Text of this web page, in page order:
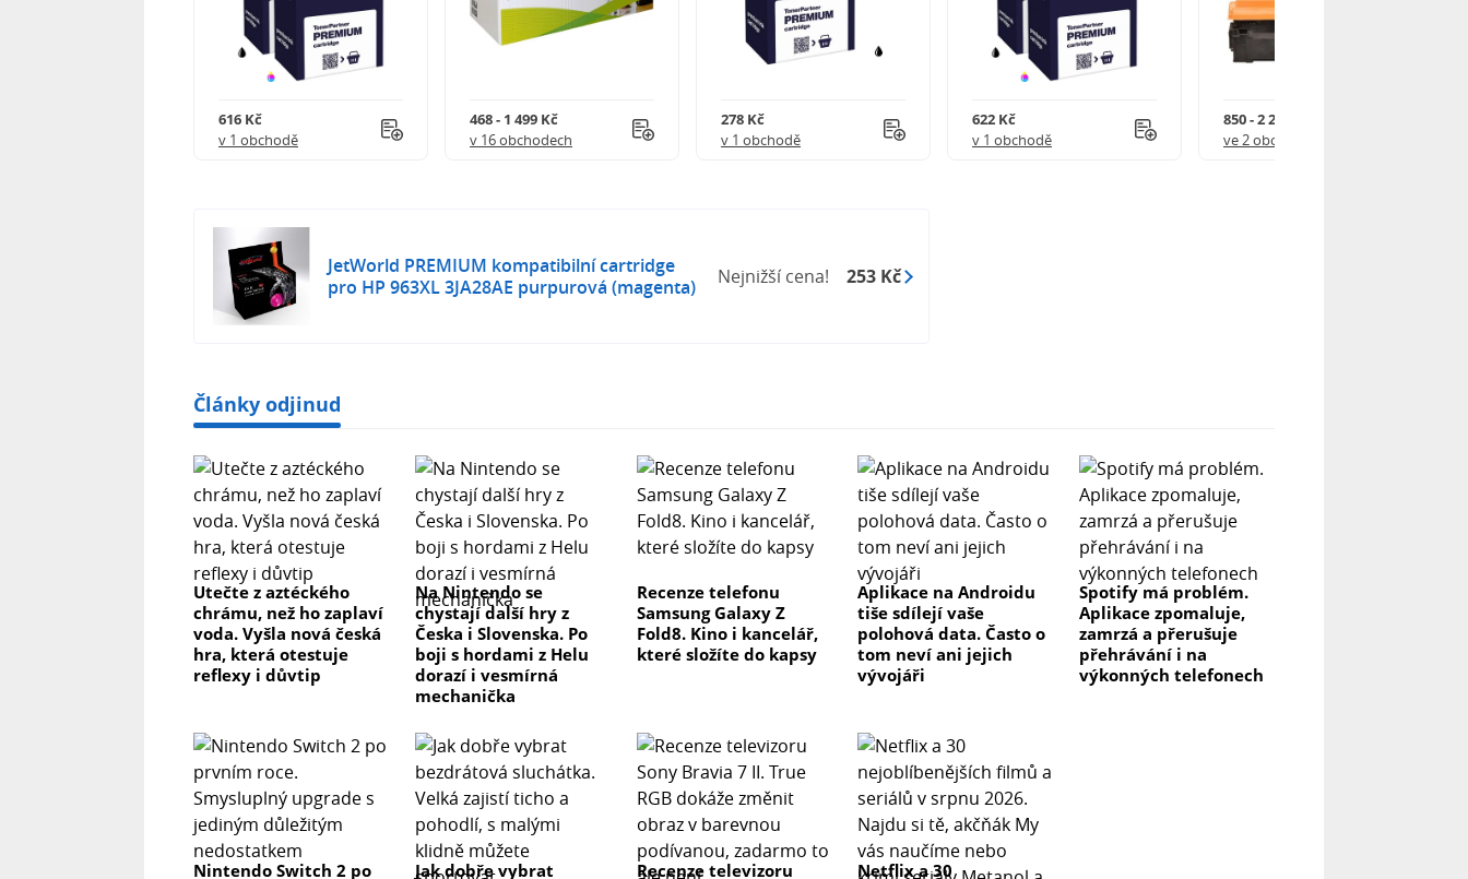
616 Kč
v 1 obchodě
468 - 1 499 Kč
v 16 obchodech
278 Kč
v 1 obchodě
622 Kč
v 1 obchodě
850 - 2 250 Kč
ve 2 obchodech
JetWorld PREMIUM kompatibilní cartridge
pro HP 963XL 3JA28AE purpurová (magenta)
Nejnižší cena! 253 Kč
Články odjinud
Utečte z aztéckého
chrámu, než ho zaplaví
voda. Vyšla nová česká
hra, která otestuje
reflexy i důvtip
Na Nintendo se
chystají další hry z
Česka i Slovenska. Po
boji s hordami z Helu
dorazí i vesmírná
mechanička
Recenze telefonu
Samsung Galaxy Z
Fold8. Kino i kancelář,
které složíte do kapsy
Aplikace na Androidu
tiše sdílejí vaše
polohová data. Často o
tom neví ani jejich
vývojáři
Spotify má problém.
Aplikace zpomaluje,
zamrzá a přerušuje
přehrávání i na
výkonných telefonech
Nintendo Switch 2 po Jak dobře vybrat Recenze televizoru Netflix a 30